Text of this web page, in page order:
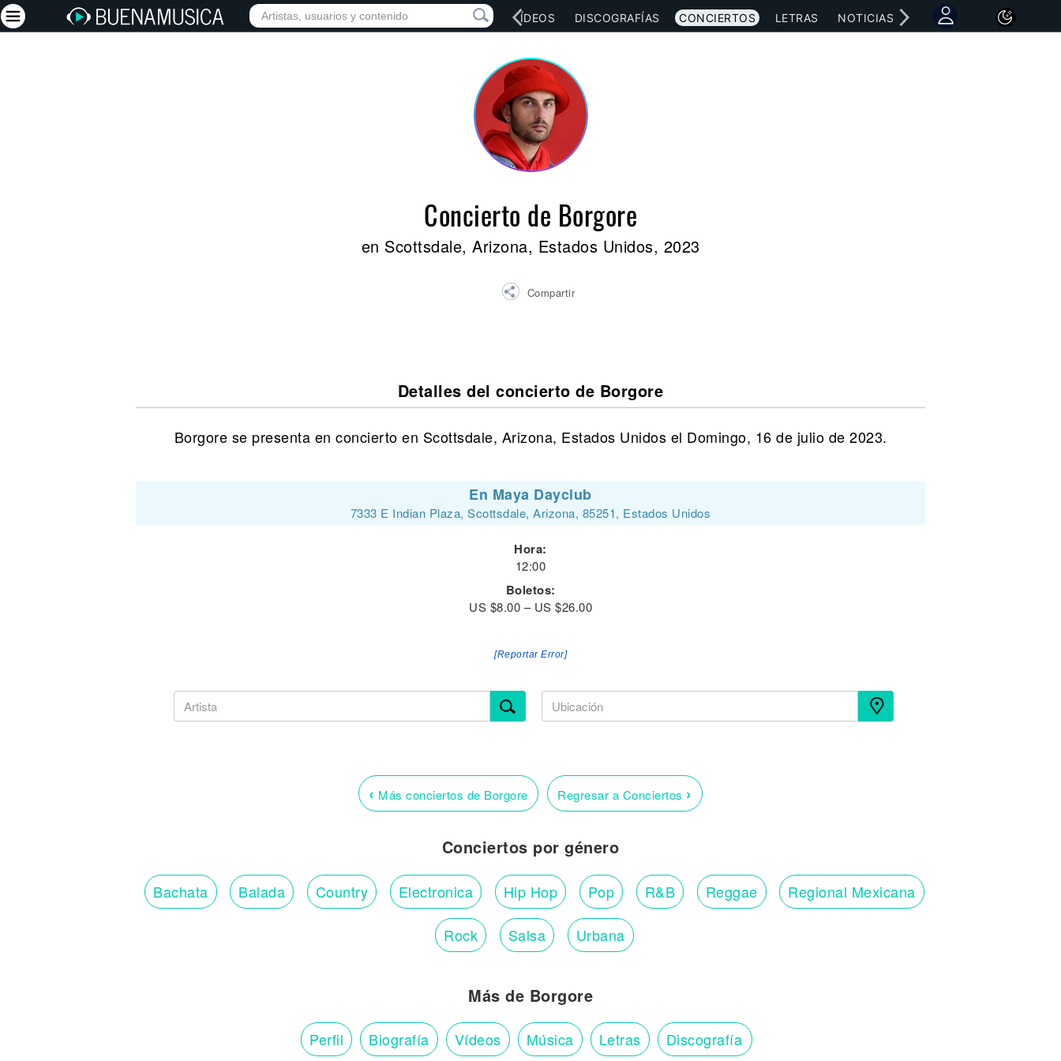
INICIO ARTISTAS RED SOCIAL MÚSICA VÍDEOS DISCOGRAFÍAS CONCIERTOS LETRAS NOTICIAS
Concierto de Borgore
en Scottsdale, Arizona, Estados Unidos, 2023
Compartir
Detalles del concierto de Borgore
Borgore se presenta en concierto en Scottsdale, Arizona, Estados Unidos el Domingo, 16 de julio de 2023.
En Maya Dayclub
7333 E Indian Plaza, Scottsdale, Arizona, 85251, Estados Unidos
Hora:
12:00
Boletos:
US $8.00 – US $26.00
[Reportar Error]
‹ Más conciertos de Borgore Regresar a Conciertos ›
Conciertos por género
Bachata Balada Country Electronica Hip Hop Pop R&B Reggae Regional Mexicana
Rock Salsa Urbana
Más de Borgore
Perfil Biografía Vídeos Música Letras Discografía